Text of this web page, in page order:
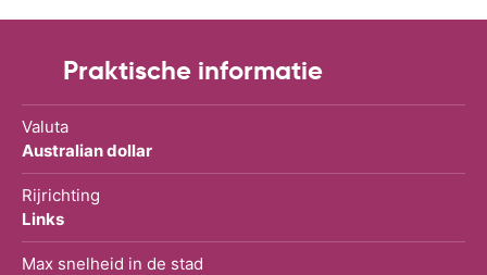
Praktische informatie
Valuta
Australian dollar
Rijrichting
Links
Max snelheid in de stad